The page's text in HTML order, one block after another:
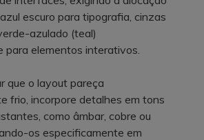
escuro para tipografia, cinzas
azulado (teal)
para elementos interativos.
o layout pareça
frio, incorpore detalhes em tons
como âmbar, cobre ou
os especificamente em